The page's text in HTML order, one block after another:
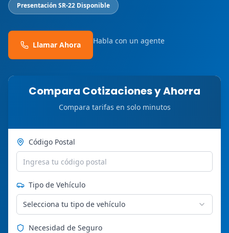
Presentación SR-22 Disponible
Llamar Ahora Habla con un agente
Compara Cotizaciones y Ahorra
Compara tarifas en solo minutos
Código Postal
Tipo de Vehículo
Selecciona tu tipo de vehículo
Necesidad de Seguro